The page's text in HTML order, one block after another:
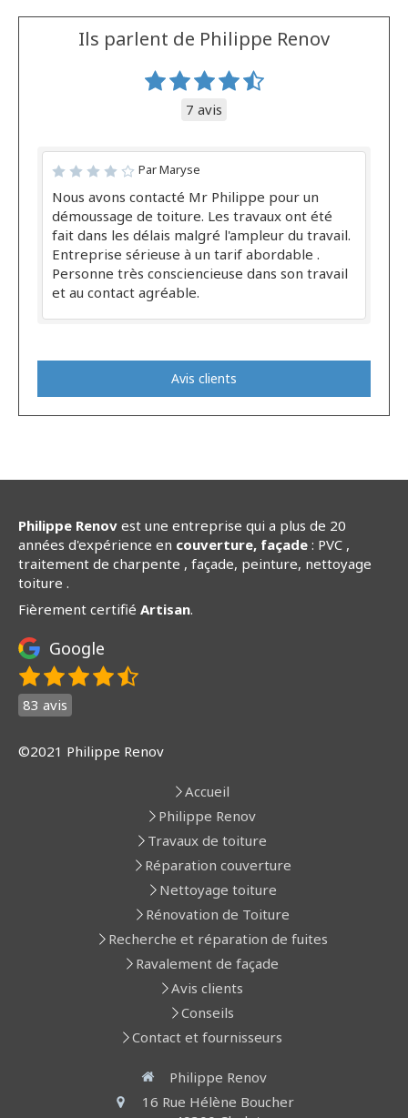
Ils parlent de Philippe Renov
7 avis
Par Maryse
Nous avons contacté Mr Philippe pour un
démoussage de toiture. Les travaux ont été
fait dans les délais malgré l'ampleur du travail.
Entreprise sérieuse à un tarif abordable .
Personne très consciencieuse dans son travail
et au contact agréable.
Avis clients
Philippe Renov est une entreprise qui a plus de 20
années d'expérience en couverture, façade : PVC ,
traitement de charpente , façade, peinture, nettoyage
toiture .
Fièrement certifié Artisan.
Google
83 avis
©2021 Philippe Renov
Accueil
Philippe Renov
Travaux de toiture
Réparation couverture
Nettoyage toiture
Rénovation de Toiture
Recherche et réparation de fuites
Ravalement de façade
Avis clients
Conseils
Contact et fournisseurs
Philippe Renov
16 Rue Hélène Boucher